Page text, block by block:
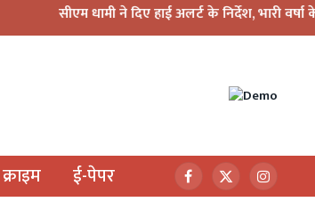
सीएम धामी ने दिए हाई अलर्ट के निर्देश, भारी वर्षा के मद्देनज़र
क्राइम ई-पेपर Facebook
X
(Twitter)